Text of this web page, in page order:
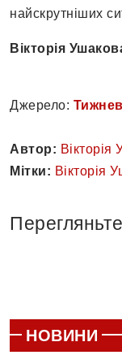
найскрутніших
Вікторія
Джерело:
Автор: Вікторія
Мітки: Вікторія
НОВИНИ